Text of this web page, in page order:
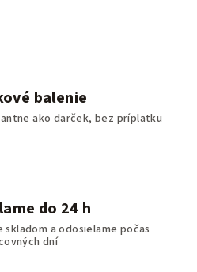
balenie
ako darček, bez príplatku
do 24 h
skladom a odosielame počas
dní